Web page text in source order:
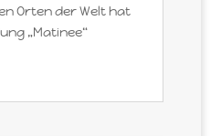
Orten der Welt hat
„Matinee“